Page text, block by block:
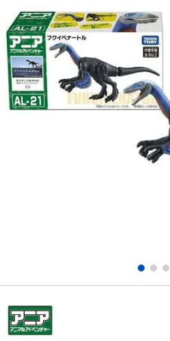
รถของเล่น, รถบรรทุกของ
และรีโมทบังคับ
กิจกรรมและงานคราฟท์
ตุ๊กตาและของสะสม
อุปกรณ์อิเล็คทรอนิกส์
กิจกรรมกลางแจ้งและกีฬา
LEGOเลโก้
Blokees บล็อคคีส์
Zuru ซูรู
8~11 ปี
12~14 ปี
14+ ปี